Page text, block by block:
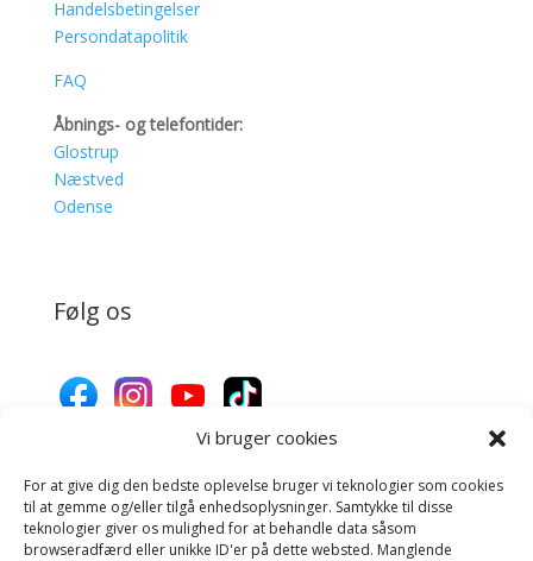
Vi bruger cookies
For at give dig den bedste oplevelse bruger vi teknologier som cookies
til at gemme og/eller tilgå enhedsoplysninger. Samtykke til disse
teknologier giver os mulighed for at behandle data såsom
browseradfærd eller unikke ID'er på dette websted. Manglende
Handelsbetingelser
Persondatapolitik
FAQ
Åbnings- og telefontider:
Glostrup
Næstved
Odense
Følg os
Donér til Inges Kattehjem